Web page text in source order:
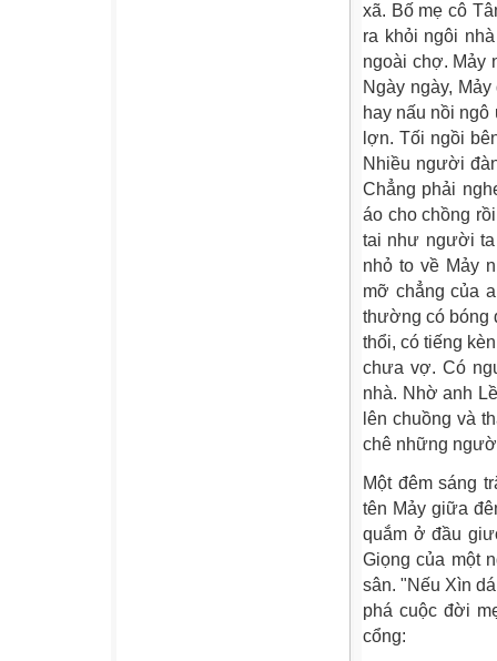
xã. Bố mẹ cô
ra khỏi ngôi
ngoài chợ. Mảy
Ngày ngày,
hay nấu nồi
lợn. Tối ngồi
Nhiều người
Chẳng phải
áo cho chồng
tai như người
nhỏ to về Mảy
mỡ chẳng của
thường có bóng
thổi, có tiếng
chưa vợ. Có
nhà. Nhờ anh
lên chuồng và
chê những
Một đêm sáng
tên Mảy giữa
quắm ở đầu
Giọng của một
sân. "Nếu Xìn
phá cuộc đời
cổng: